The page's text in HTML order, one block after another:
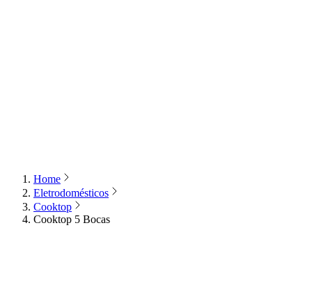
Home
Eletrodomésticos
Cooktop
Cooktop 5 Bocas